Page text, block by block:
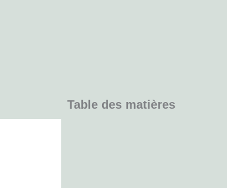
Table des matières